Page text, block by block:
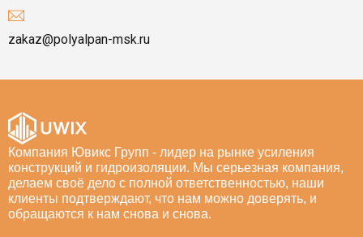
zakaz@polyalpan-msk.ru
Компания Ювикс Групп - лидер на рынке усиления
конструкций и гидроизоляции. Мы серьезная компания,
делаем своё дело с полной ответственностью, наши
клиенты подтверждают, что нам можно доверять, и
обращаются к нам снова и снова.